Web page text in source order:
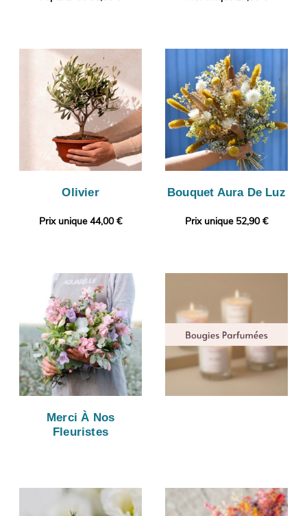
Olivier
Prix unique 44,00 €
Bouquet Aura De Luz
Prix unique 52,90 €
Merci À Nos
Fleuristes